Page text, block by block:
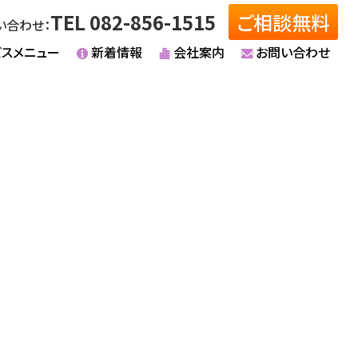
合わせ：TEL 082-856-1515 ご相談無料
メニュー 新着情報 会社案内 お問い合わせ